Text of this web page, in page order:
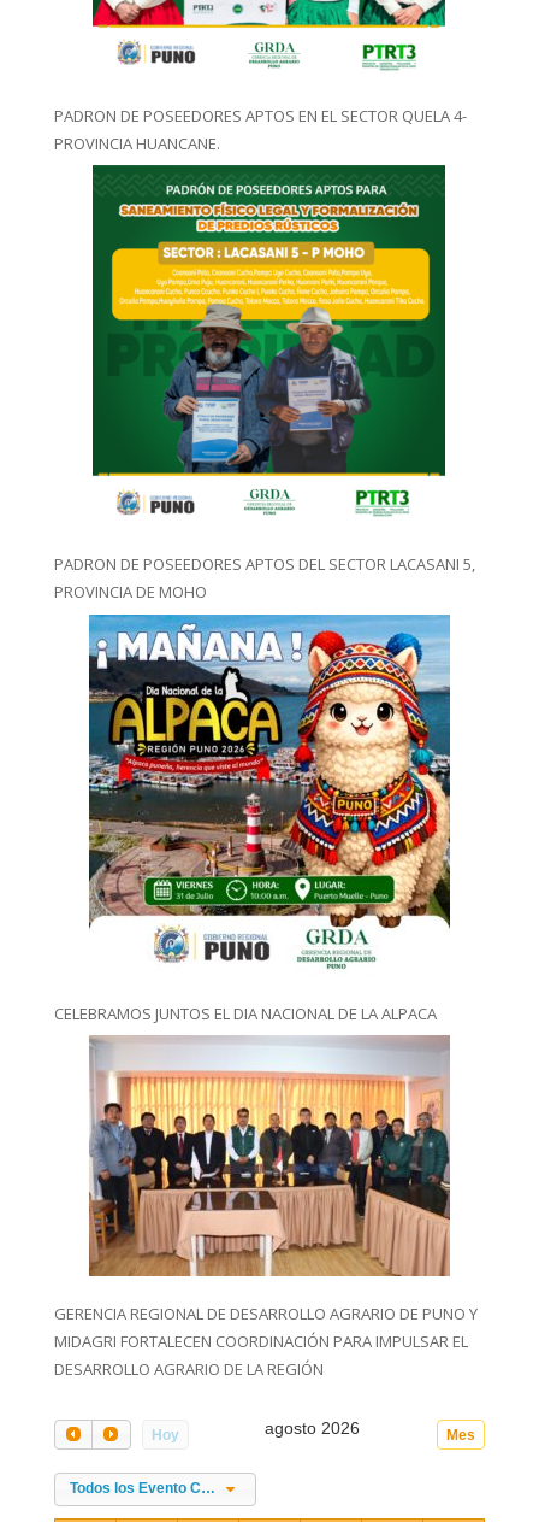
PADRON DE POSEEDORES APTOS EN EL SECTOR QUELA 4-
PROVINCIA HUANCANE.
PADRON DE POSEEDORES APTOS DEL SECTOR LACASANI 5,
PROVINCIA DE MOHO
CELEBRAMOS JUNTOS EL DIA NACIONAL DE LA ALPACA
GERENCIA REGIONAL DE DESARROLLO AGRARIO DE PUNO Y
MIDAGRI FORTALECEN COORDINACIÓN PARA IMPULSAR EL
DESARROLLO AGRARIO DE LA REGIÓN
Hoy Mes
agosto 2026
Todos los Evento Categories